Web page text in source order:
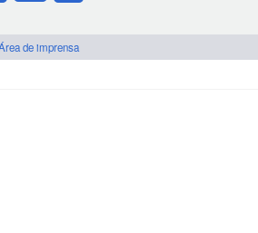
de imprensa